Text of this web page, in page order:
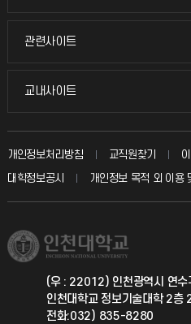
입학안내
취업정보(학생)
묻고 답하기
칭찬마당
학생서비스 지킴이
관련사이트
관련사이트
국방헬프콜
총동문회
교내사이트
교내사이트
교수회
교육혁신본부
국제지원과
공자아카데미
개인정보처리방침 교직원찾기
대학정보공시
개인정보 목적 외 이용
(우 : 22012) 인천광역시 연
인천대학교 정보기술대학 2층
전화:032) 835-8280